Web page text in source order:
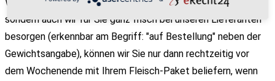
sondern auch wir für Sie ganz frisch bei unseren Lieferanten
besorgen (erkennbar am Begriff: "auf Bestellung" neben der
Gewichtsangabe), können wir Sie nur dann rechtzeitig vor
dem Wochenende mit Ihrem Fleisch-Paket beliefern, wenn